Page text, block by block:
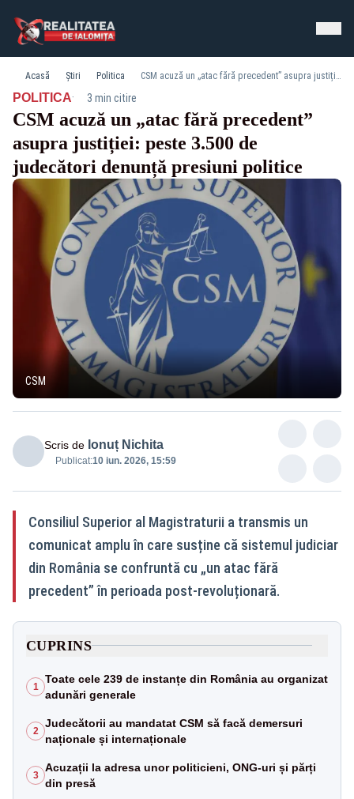
Acasă Știri Politica CSM acuză un „atac fără precedent” asupra justiției: peste 3.500 de judecători denunță presiuni politice
POLITICA· 3 min citire
CSM acuză un „atac fără precedent”
asupra justiției: peste 3.500 de
judecători denunță presiuni politice
CSM
Scris de Ionuț Nichita
Publicat:10 iun. 2026, 15:59
Consiliul Superior al Magistraturii a transmis un
comunicat amplu în care susține că sistemul judiciar
din România se confruntă cu „un atac fără
precedent” în perioada post-revoluționară.
CUPRINS
1
Toate cele 239 de instanțe din România au organizat
adunări generale
2
Judecătorii au mandatat CSM să facă demersuri
naționale și internaționale
3
Acuzații la adresa unor politicieni, ONG-uri și părți
din presă